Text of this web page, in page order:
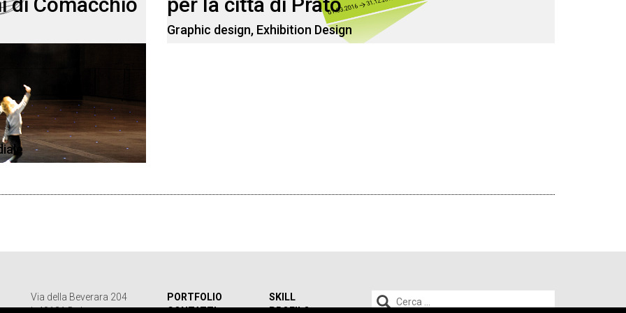
Graphic design, Exhibition Design
Via della Beverara 204
PORTFOLIO
SKILL
Ricerca
per: